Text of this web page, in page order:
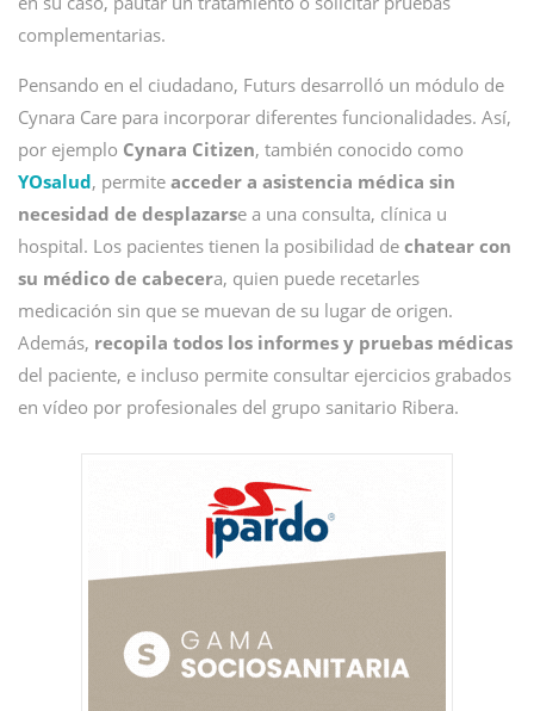
complementarias.
Pensando en el ciudadano, Futurs desarrolló un módulo de
Cynara Care para incorporar diferentes funcionalidades. Así,
por ejemplo Cynara Citizen, también conocido como
YOsalud, permite acceder a asistencia médica sin
necesidad de desplazarse a una consulta, clínica u
hospital. Los pacientes tienen la posibilidad de chatear con
su médico de cabecera, quien puede recetarles
medicación sin que se muevan de su lugar de origen.
Además, recopila todos los informes y pruebas médicas
del paciente, e incluso permite consultar ejercicios grabados
en vídeo por profesionales del grupo sanitario Ribera.